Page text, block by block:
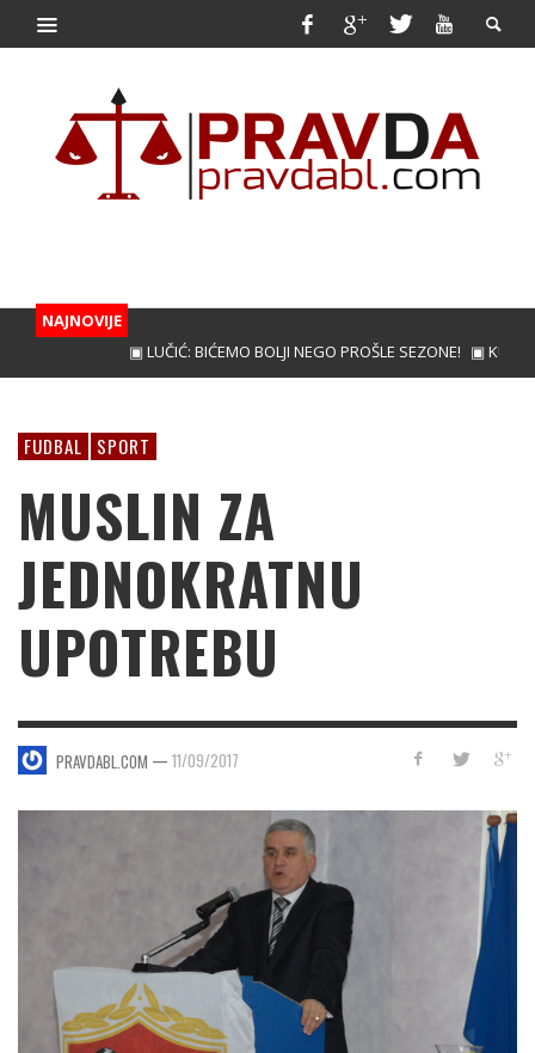
NAJNOVIJE
▣ LUČIĆ: BIĆEMO BOLJI NEGO PROŠLE SEZONE! ▣ KUNIĆ ZA
FUDBAL SPORT
MUSLIN ZA
JEDNOKRATNU
UPOTREBU
PRAVDABL.COM — 11/09/2017